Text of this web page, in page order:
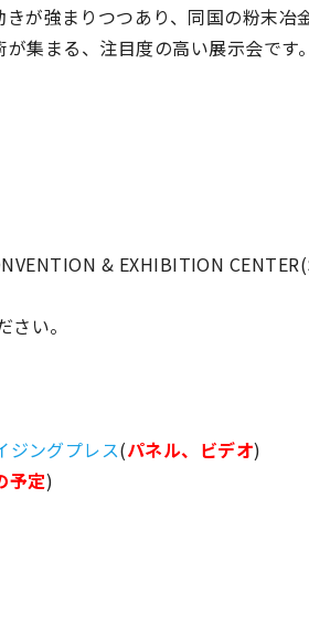
が強まりつつあり、同国の粉末冶
集まる、注目度の高い展示会です。
& EXHIBITION
さい。
ングプレス(パネル、ビデオ)
予定)